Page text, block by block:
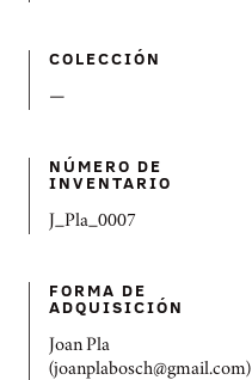
COLECCIÓN
—
NÚMERO DE
INVENTARIO
J_Pla_0007
FORMA DE
ADQUISICIÓN
Joan Pla
(joanplabosch@gmail.com)